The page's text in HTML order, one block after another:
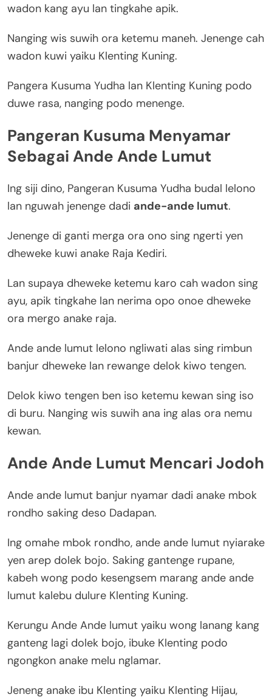
wadon kang ayu lan tingkahe apik.
Nanging wis suwih ora ketemu maneh. Jenenge cah
wadon kuwi yaiku Klenting Kuning.
Pangera Kusuma Yudha lan Klenting Kuning podo
duwe rasa, nanging podo menenge.
Pangeran Kusuma Menyamar
Sebagai Ande Ande Lumut
Ing siji dino, Pangeran Kusuma Yudha budal lelono
lan nguwah jenenge dadi ande-ande lumut.
Jenenge di ganti merga ora ono sing ngerti yen
dheweke kuwi anake Raja Kediri.
Lan supaya dheweke ketemu karo cah wadon sing
ayu, apik tingkahe lan nerima opo onoe dheweke
ora mergo anake raja.
Ande ande lumut lelono ngliwati alas sing rimbun
banjur dheweke lan rewange delok kiwo tengen.
Delok kiwo tengen ben iso ketemu kewan sing iso
di buru. Nanging wis suwih ana ing alas ora nemu
kewan.
Ande Ande Lumut Mencari Jodoh
Ande ande lumut banjur nyamar dadi anake mbok
rondho saking deso Dadapan.
Ing omahe mbok rondho, ande ande lumut nyiarake
yen arep dolek bojo. Saking gantenge rupane,
kabeh wong podo kesengsem marang ande ande
lumut kalebu dulure Klenting Kuning.
Kerungu Ande Ande lumut yaiku wong lanang kang
ganteng lagi dolek bojo, ibuke Klenting podo
ngongkon anake melu nglamar.
Jeneng anake ibu Klenting yaiku Klenting Hijau,